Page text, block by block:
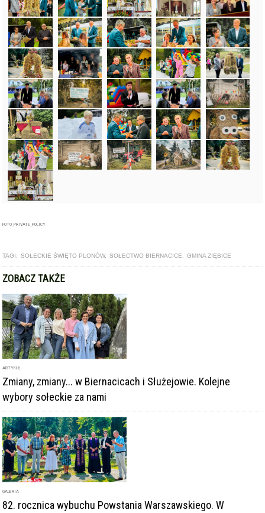
FOTO_PRIVATE_POLICY
TAGI: SOŁECKIE ŚWIĘTO PLONÓW, SOŁECTWO BIERNACICE GMINA ZIĘBICE
ZOBACZ TAKŻE
ARTYKUŁ
Zmiany, zmiany... w Biernacicach i Służejowie. Kolejne
wybory sołeckie za nami
GALERIA
82. rocznica wybuchu Powstania Warszawskiego. W